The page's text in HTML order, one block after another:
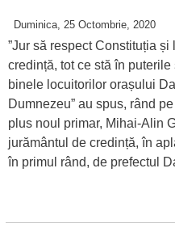
Duminica, 25 Octombrie, 2020
”Jur să respect Constituția
credință, tot ce stă în
binele locuitorilor orașului
Dumnezeu” au spus, rând
plus noul primar, Mihai-Alin
jurământul de credință, în
în primul rând, de prefectul